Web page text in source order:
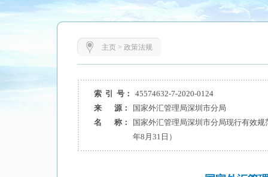
主页> 政策法规
索 引 号：
45574632-7-2020-0124
来 源：
国家外汇管理局深圳市分局
名 称：
国家外汇管理局深圳市分局现行有效
年8月31日）